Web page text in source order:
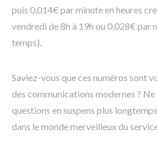
puis 0,014€ par minute en heures
vendredi de 8h à 19h ou 0,028€ par
temps).
Saviez-vous que ces numéros sont
des communications modernes ? Ne
questions en suspens plus
dans le monde merveilleux du